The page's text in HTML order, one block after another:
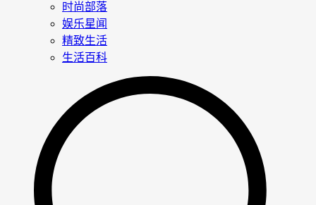
时尚部落
娱乐星闻
精致生活
生活百科